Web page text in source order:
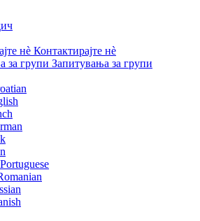
нè Контактирајте нè
за групи Запитувања за групи
Portuguese